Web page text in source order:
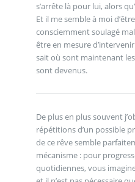
s’arrête là pour lui, alors
Et il me semble à moi
consciemment soulagé
être en mesure
sait où sont maintenant
sont devenus.
De plus en plus souvent
répétitions d’un possible
de ce rêve semble
mécanisme : pour
quotidiennes, vous